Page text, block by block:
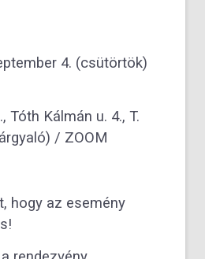
4. (csütörtök)
Tóth Kálmán u. 4., T.
/ ZOOM
hogy az esemény